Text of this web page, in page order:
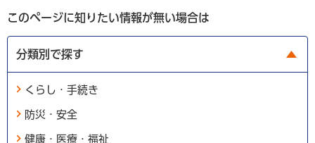
このページに知りたい情報が無い場合は
分類別で探す
くらし・手続き
防災・安全
健康・医療・福祉